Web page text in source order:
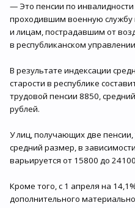
— Это пенсии по
проходившим военную службу
и лицам, пострадавшим от
в республиканском
В результате индексации
старости в республике
трудовой пенсии 8850,
рублей.
У лиц, получающих две
средний размер, в
варьируется от 15800 до
Кроме того, с 1 апреля на
дополнительного